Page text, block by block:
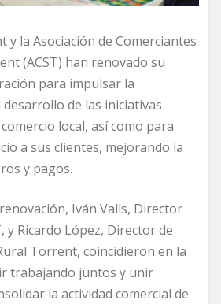
y la Asociación de Comerciantes
(ACST) han renovado su
para impulsar la
de las iniciativas
local, así como para
a sus clientes, mejorando la
y pagos.
Iván Valls, Director
y Ricardo López, Director de
Torrent, coincidieron en la
trabajando juntos y unir
la actividad comercial de